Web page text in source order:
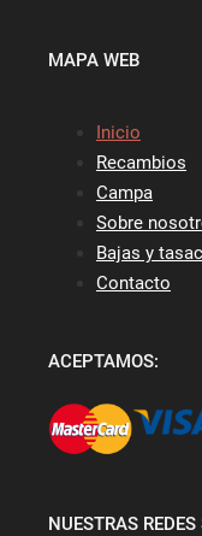
MAPA WEB
Inicio
Recambios
Campa
Sobre
Bajas y
Contacto
ACEPTAMOS:
NUESTRAS